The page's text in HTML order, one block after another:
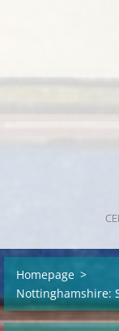
Homepage >
Nottinghamshire: